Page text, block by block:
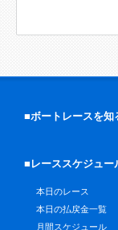
■ボートレースを知
■レーススケジュー
本日のレース
本日の払戻金一覧
月間スケジュール